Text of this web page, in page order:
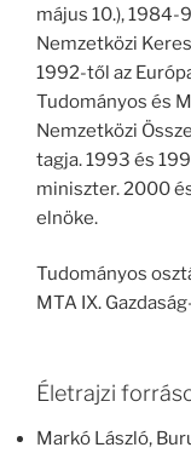
május 10.),
Nemzetközi
1992-től az
Tudományos és
Nemzetközi
tagja. 1993 és
miniszter. 2000
elnöke.
Tudományos
MTA IX.
Életrajzi
Markó László,